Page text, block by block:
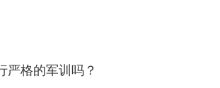
严格的军训吗？